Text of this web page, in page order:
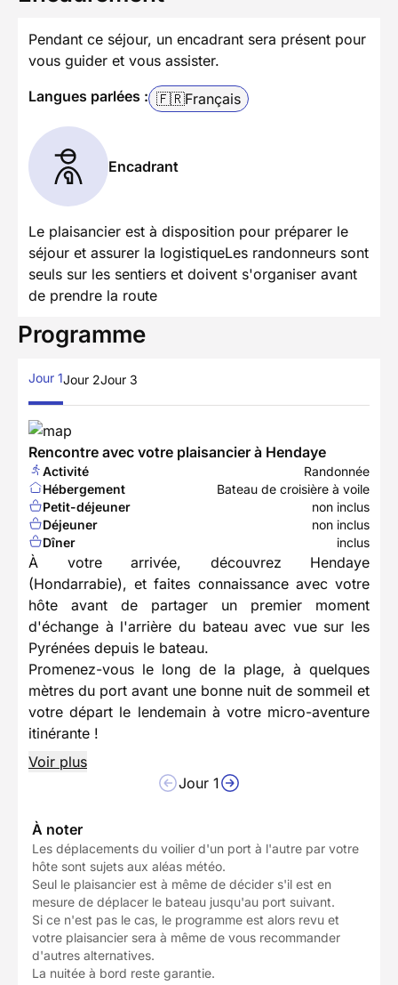
Pendant ce séjour, un encadrant sera présent pour
vous guider et vous assister.
Langues parlées : 🇫🇷Français
Encadrant
Le plaisancier est à disposition pour préparer le
séjour et assurer la logistiqueLes randonneurs sont
seuls sur les sentiers et doivent s'organiser avant
de prendre la route
Programme
Jour 1Jour 2Jour 3
Rencontre avec votre plaisancier à Hendaye
Activité
Randonnée
Hébergement
Bateau de croisière à voile
Petit-déjeuner
non inclus
Déjeuner
non inclus
Dîner
inclus
À votre arrivée, découvrez Hendaye
(Hondarrabie), et faites connaissance avec votre
hôte avant de partager un premier moment
d'échange à l'arrière du bateau avec vue sur les
Pyrénées depuis le bateau.
Promenez-vous le long de la plage, à quelques
mètres du port avant une bonne nuit de sommeil et
votre départ le lendemain à votre micro-aventure
itinérante !
Voir plus
Jour 1
À noter
Les déplacements du voilier d'un port à l'autre par votre
hôte sont sujets aux aléas météo.
Seul le plaisancier est à même de décider s'il est en
mesure de déplacer le bateau jusqu'au port suivant.
Si ce n'est pas le cas, le programme est alors revu et
votre plaisancier sera à même de vous recommander
d'autres alternatives.
La nuitée à bord reste garantie.